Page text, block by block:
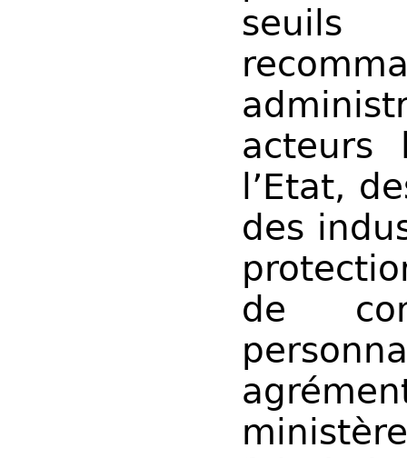
acteurs
l’Etat,
des
de